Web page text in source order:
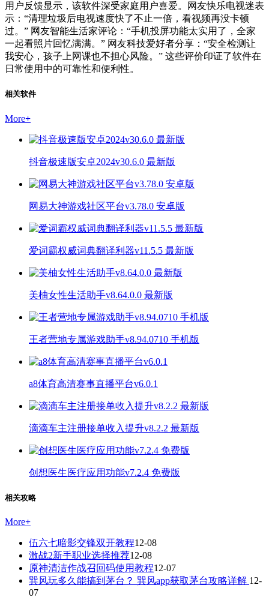
用户反馈显示，该软件深受家庭用户喜爱。网友快乐电视迷表
示：“清理垃圾后电视速度快了不止一倍，看视频再没卡顿
过。” 网友智能生活家评论：“手机投屏功能太实用了，全家
一起看照片回忆满满。” 网友科技爱好者分享：“安全检测让
我安心，孩子上网课也不担心风险。” 这些评价印证了软件在
日常使用中的可靠性和便利性。
相关软件
More+
抖音极速版安卓2024v30.6.0 最新版
网易大神游戏社区平台v3.78.0 安卓版
爱词霸权威词典翻译利器v11.5.5 最新版
美柚女性生活助手v8.64.0.0 最新版
王者营地专属游戏助手v8.94.0710 手机版
a8体育高清赛事直播平台v6.0.1
滴滴车主注册接单收入提升v8.2.2 最新版
创想医生医疗应用功能v7.2.4 免费版
相关攻略
More+
伍六七暗影交锋双开教程12-08
激战2新手职业选择推荐12-08
原神清洁作战召回码使用教程12-07
巽风玩多久能搞到茅台？ 巽风app获取茅台攻略详解 12-
07